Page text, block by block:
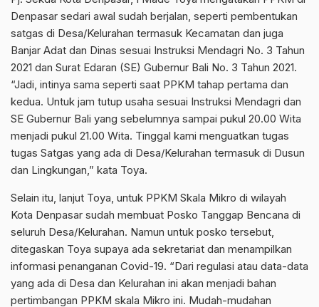
Denpasar sedari awal sudah berjalan, seperti pembentukan
satgas di Desa/Kelurahan termasuk Kecamatan dan juga
Banjar Adat dan Dinas sesuai Instruksi Mendagri No. 3 Tahun
2021 dan Surat Edaran (SE) Gubernur Bali No. 3 Tahun 2021.
“Jadi, intinya sama seperti saat PPKM tahap pertama dan
kedua. Untuk jam tutup usaha sesuai Instruksi Mendagri dan
SE Gubernur Bali yang sebelumnya sampai pukul 20.00 Wita
menjadi pukul 21.00 Wita. Tinggal kami menguatkan tugas
tugas Satgas yang ada di Desa/Kelurahan termasuk di Dusun
dan Lingkungan,” kata Toya.
Selain itu, lanjut Toya, untuk PPKM Skala Mikro di wilayah
Kota Denpasar sudah membuat Posko Tanggap Bencana di
seluruh Desa/Kelurahan. Namun untuk posko tersebut,
ditegaskan Toya supaya ada sekretariat dan menampilkan
informasi penanganan Covid-19. “Dari regulasi atau data-data
yang ada di Desa dan Kelurahan ini akan menjadi bahan
pertimbangan PPKM skala Mikro ini. Mudah-mudahan